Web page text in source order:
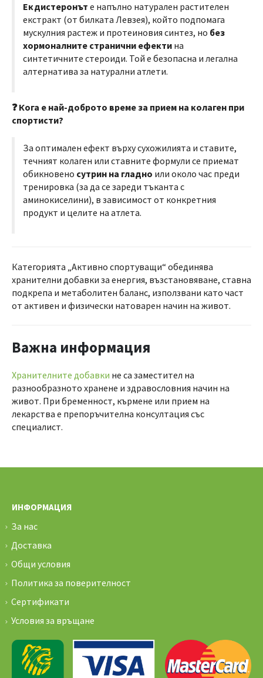
Екдистеронът е напълно натурален растителен
екстракт (от билката Левзея), който подпомага
мускулния растеж и протеиновия синтез, но без
хормоналните странични ефекти на
синтетичните стероиди. Той е безопасна и легална
алтернатива за натурални атлети.
❓ Кога е най-доброто време за прием на колаген при
спортисти?
За оптимален ефект върху сухожилията и ставите,
течният колаген или ставните формули се приемат
обикновено сутрин на гладно или около час преди
тренировка (за да се зареди тъканта с
аминокиселини), в зависимост от конкретния
продукт и целите на атлета.
Категорията „Активно спортуващи“ обединява
хранителни добавки за енергия, възстановяване, ставна
подкрепа и метаболитен баланс, използвани като част
от активен и физически натоварен начин на живот.
Важна информация
Хранителните добавки не са заместител на
разнообразното хранене и здравословния начин на
живот. При бременност, кърмене или прием на
лекарства е препоръчителна консултация със
специалист.
ИНФОРМАЦИЯ
За нас
Доставка
Общи условия
Политика за поверителност
Сертификати
Условия за връщане